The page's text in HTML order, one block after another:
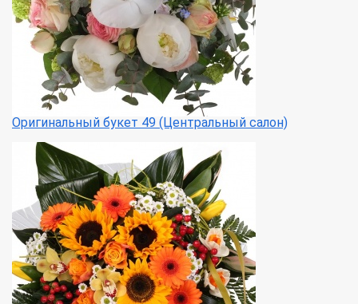
Оригинальный букет 49 (Центральный салон)